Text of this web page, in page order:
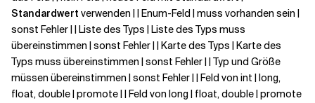
Standardwert verwenden | | Enum-Feld | muss vorhanden sein |
sonst Fehler | | Liste des Typs | Liste des Typs muss
übereinstimmen | sonst Fehler | | Karte des Typs | Karte des
Typs muss übereinstimmen | sonst Fehler | | Typ und Größe
müssen übereinstimmen | sonst Fehler | | Feld von int | long,
float, double | promote | | Feld von long | float, double | promote